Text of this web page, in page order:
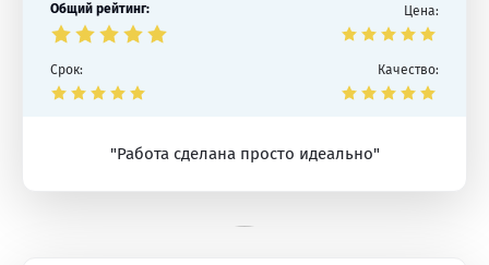
Общий рейтинг: Цена:
Срок: Качество:
"Работа сделана просто идеально"